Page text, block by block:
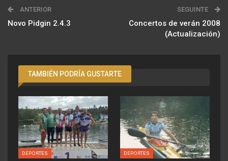
ANTERIOR
Novo Pidgin 2.4.3
SEGUINTE
Concertos de verán 2008
(Actualización)
TAMBIÉN PODRÍA GUSTARTE
DEPORTES DEPORTES